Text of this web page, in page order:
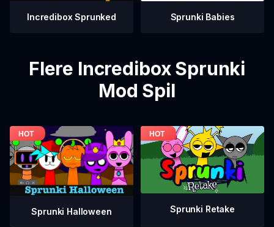
Incredibox Sprunked Sprunki Babies
Flere Incredibox Sprunki
Mod Spil
Sprunki Halloween Sprunki Retake